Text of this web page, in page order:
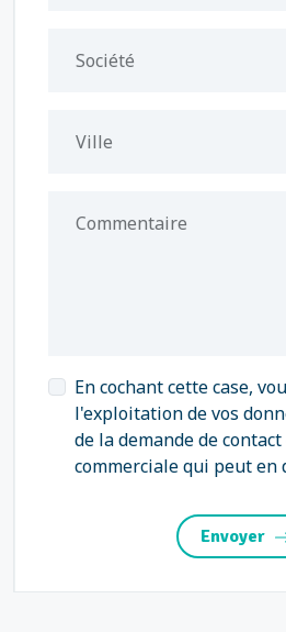
Société
Ville
Commentaire
En cochant cette case,
l'exploitation de vos
de la demande de
commerciale qui peut en
Envoyer